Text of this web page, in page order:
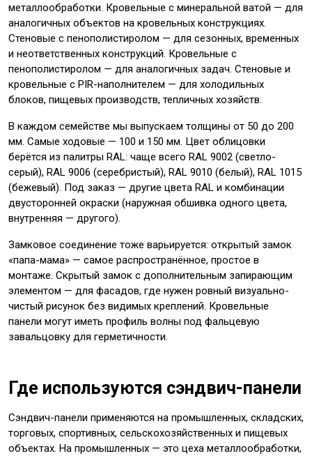
металлообработки. Кровельные с минеральной ватой — для
аналогичных объектов на кровельных конструкциях.
Стеновые с пенополистиролом — для сезонных, временных
и неответственных конструкций. Кровельные с
пенополистиролом — для аналогичных задач. Стеновые и
кровельные с PIR-наполнителем — для холодильных
блоков, пищевых производств, тепличных хозяйств.
В каждом семействе мы выпускаем толщины от 50 до 200
мм. Самые ходовые — 100 и 150 мм. Цвет облицовки
берётся из палитры RAL: чаще всего RAL 9002 (светло-
серый), RAL 9006 (серебристый), RAL 9010 (белый), RAL 1015
(бежевый). Под заказ — другие цвета RAL и комбинации
двусторонней окраски (наружная обшивка одного цвета,
внутренняя — другого).
Замковое соединение тоже варьируется: открытый замок
«папа-мама» — самое распространённое, простое в
монтаже. Скрытый замок с дополнительным запирающим
элементом — для фасадов, где нужен ровный визуально-
чистый рисунок без видимых креплений. Кровельные
панели могут иметь профиль волны под фальцевую
завальцовку для герметичности.
Где используются сэндвич-панели
Сэндвич-панели применяются на промышленных, складских,
торговых, спортивных, сельскохозяйственных и пищевых
объектах. На промышленных — это цеха металлообработки,